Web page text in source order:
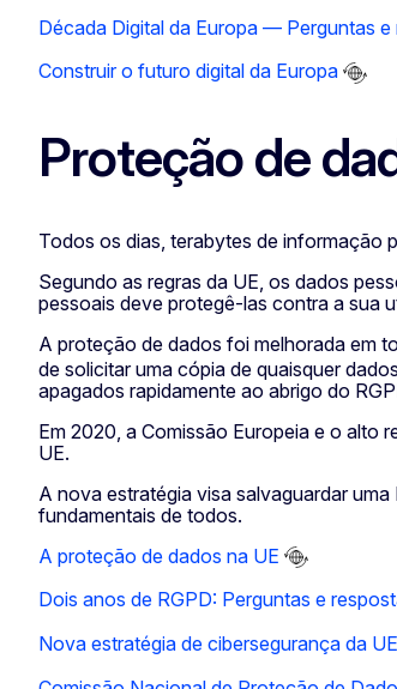
Década Digital da Europa — Perguntas e
Construir o futuro digital da Europa
Proteção de
Todos os dias, terabytes de informação
Segundo as regras da UE, os dados
pessoais deve protegê-las contra a sua
A proteção de dados foi melhorada em
de solicitar uma cópia de quaisquer
apagados rapidamente ao abrigo do
Em 2020, a Comissão Europeia e o alto
UE.
A nova estratégia visa salvaguardar
fundamentais de todos.
A proteção de dados na UE
Dois anos de RGPD: Perguntas e
Nova estratégia de cibersegurança da